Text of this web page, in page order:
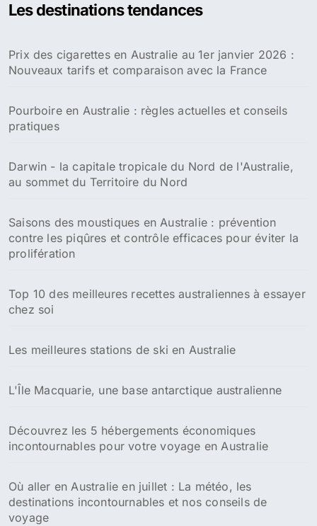
Les destinations tendances
Prix des cigarettes en Australie au 1er janvier 2026 :
Nouveaux tarifs et comparaison avec la France
Pourboire en Australie : règles actuelles et conseils
pratiques
Darwin - la capitale tropicale du Nord de l'Australie,
au sommet du Territoire du Nord
Saisons des moustiques en Australie : prévention
contre les piqûres et contrôle efficaces pour éviter la
prolifération
Top 10 des meilleures recettes australiennes à essayer
chez soi
Les meilleures stations de ski en Australie
L'Île Macquarie, une base antarctique australienne
Découvrez les 5 hébergements économiques
incontournables pour votre voyage en Australie
Où aller en Australie en juillet : La météo, les
destinations incontournables et nos conseils de
voyage